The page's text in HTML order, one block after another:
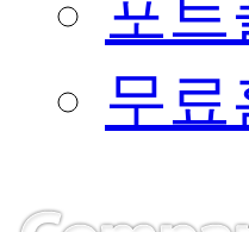
포트
무료